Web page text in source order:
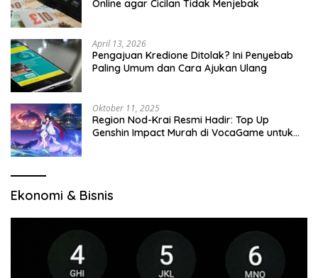
Online agar Cicilan Tidak Menjebak
April 13, 2026
Pengajuan Kredione Ditolak? Ini Penyebab
Paling Umum dan Cara Ajukan Ulang
Oktober 11, 2025
Region Nod-Krai Resmi Hadir: Top Up
Genshin Impact Murah di VocaGame untuk
Ekonomi & Bisnis